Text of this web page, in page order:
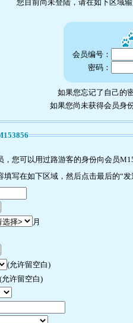
您目前尚未登陆，请在如下区域
会员编号：
密码：
如果您忘记了自己的
如果您尚未获得会员身
，您可以用过路游客的身份向会员
写在如下区域，然后点击最后的“
月
(允许留空白)
(允许留空白)